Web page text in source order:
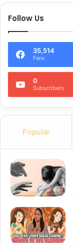
Follow Us
35,514
Fans
0
Subscribers
Popular